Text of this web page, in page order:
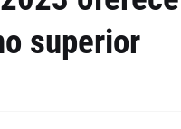
superior